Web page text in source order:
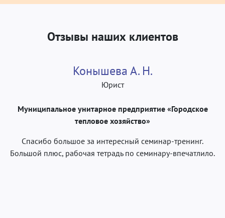
Отзывы наших клиентов
Конышева А. Н.
Юрист
Муниципальное унитарное предприятие «Городское
тепловое хозяйство»
Спасибо большое за интересный семинар-тренинг.
Большой плюс, рабочая тетрадь по семинару-впечатлило.